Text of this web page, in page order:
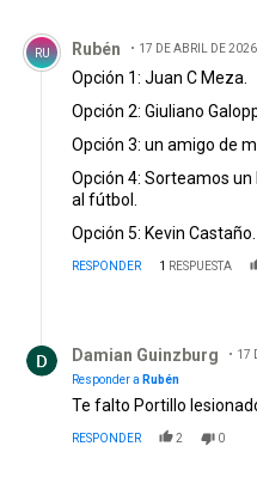
Comentario de Rubén.
RU Rubén 17 DE ABRIL DE 2026
Opción 1: Juan C Meza.
Opción 2: Giuliano
Opción 3: un amigo de
Opción 4: Sorteamos
al fútbol.
Opción 5: Kevin Castaño.
RESPONDER 1 RESPUESTA
Damian Guinzburg
17
Responder a Rubén
Te falto Portillo
RESPONDER 2 0